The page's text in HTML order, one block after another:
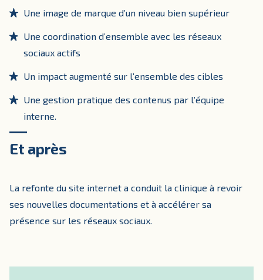
Une image de marque d’un niveau bien supérieur
Une coordination d’ensemble avec les réseaux
sociaux actifs
Un impact augmenté sur l’ensemble des cibles
Une gestion pratique des contenus par l’équipe
interne.
Et après
La refonte du site internet a conduit la clinique à revoir
ses nouvelles documentations et à accélérer sa
présence sur les réseaux sociaux.